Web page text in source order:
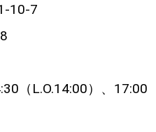
10-7
（L.O.14:00）、17:00